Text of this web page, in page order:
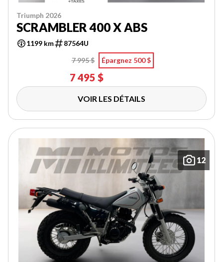
Triumph 2026
SCRAMBLER 400 X ABS
1199 km
87564U
7 995 $
Épargnez 500 $
7 495 $
VOIR LES DÉTAILS
12